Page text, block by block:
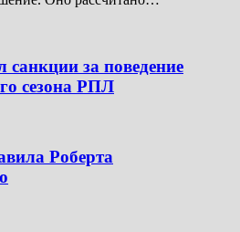
за поведение
сезона РПЛ
Роберта